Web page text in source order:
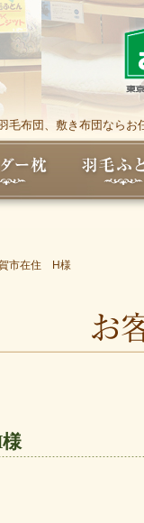
毛布団、敷き布団なら
市在住 H様